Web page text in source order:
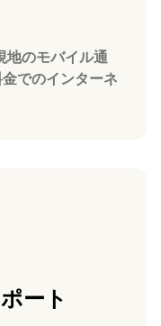
のモバイル通
でのインターネ
ート